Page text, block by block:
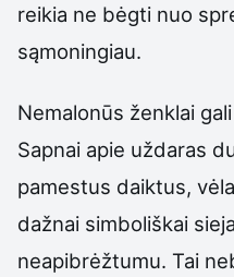
reikia ne bėgti nuo
sąmoningiau.
Nemalonūs ženklai
Sapnai apie uždaras
pamestus daiktus,
dažnai simboliškai
neapibrėžtumu. Tai